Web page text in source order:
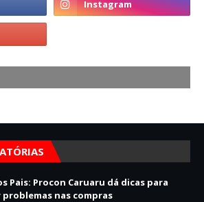
Pais: Procon Caruaru dá dicas para
nas compras